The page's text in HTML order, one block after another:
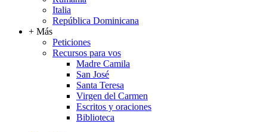
Italia
República Dominicana
+ Más
Peticiones
Recursos para vos
Madre Camila
San José
Santa Teresa
Virgen del Carmen
Escritos y oraciones
Biblioteca